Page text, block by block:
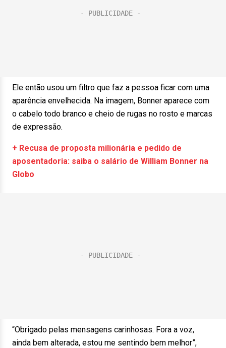
Ele então usou um filtro que faz a pessoa ficar com uma
aparência envelhecida. Na imagem, Bonner aparece com
o cabelo todo branco e cheio de rugas no rosto e marcas
de expressão.
+ Recusa de proposta milionária e pedido de
aposentadoria: saiba o salário de William Bonner na
Globo
“Obrigado pelas mensagens carinhosas. Fora a voz,
ainda bem alterada, estou me sentindo bem melhor”,